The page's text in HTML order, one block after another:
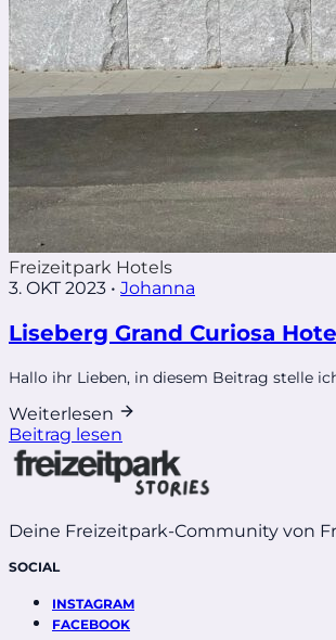
Freizeitpark Hotels
3. OKT 2023 • Johanna
Liseberg Grand Curiosa
Hallo ihr Lieben, in diesem Beitrag stelle
Weiterlesen
Beitrag lesen
Deine Freizeitpark-Community von
SOCIAL
INSTAGRAM
FACEBOOK